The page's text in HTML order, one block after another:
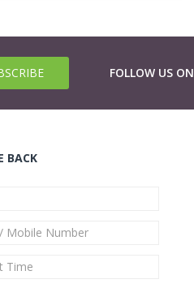
FOLLOW US ON
BACK